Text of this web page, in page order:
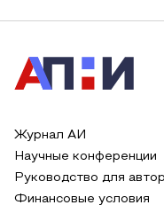
Журнал АИ
Научные конференции
Руководство для
Финансовые условия